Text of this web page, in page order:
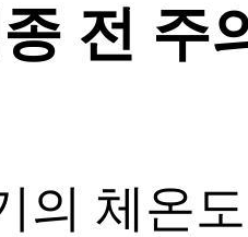
전 주
의 체온